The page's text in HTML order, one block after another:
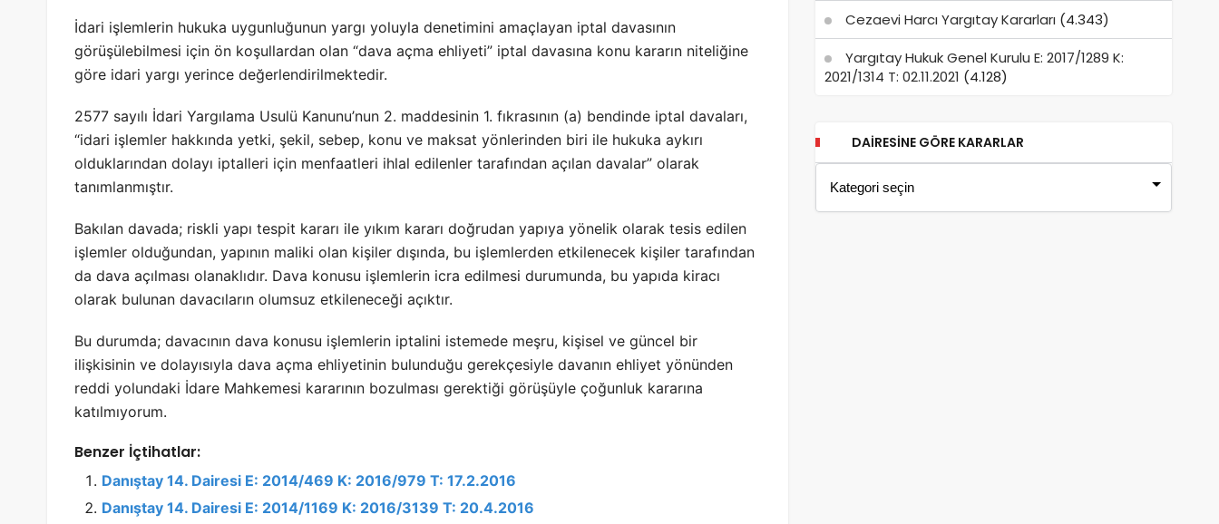
İdari işlemlerin hukuka uygunluğunun yargı yoluyla denetimini amaçlayan iptal davasının
görüşülebilmesi için ön koşullardan olan “dava açma ehliyeti” iptal davasına konu kararın niteliğine
göre idari yargı yerince değerlendirilmektedir.
2577 sayılı İdari Yargılama Usulü Kanunu’nun 2. maddesinin 1. fıkrasının (a) bendinde iptal davaları,
“idari işlemler hakkında yetki, şekil, sebep, konu ve maksat yönlerinden biri ile hukuka aykırı
olduklarından dolayı iptalleri için menfaatleri ihlal edilenler tarafından açılan davalar” olarak
tanımlanmıştır.
Bakılan davada; riskli yapı tespit kararı ile yıkım kararı doğrudan yapıya yönelik olarak tesis edilen
işlemler olduğundan, yapının maliki olan kişiler dışında, bu işlemlerden etkilenecek kişiler tarafından
da dava açılması olanaklıdır. Dava konusu işlemlerin icra edilmesi durumunda, bu yapıda kiracı
olarak bulunan davacıların olumsuz etkileneceği açıktır.
Bu durumda; davacının dava konusu işlemlerin iptalini istemede meşru, kişisel ve güncel bir
ilişkisinin ve dolayısıyla dava açma ehliyetinin bulunduğu gerekçesiyle davanın ehliyet yönünden
reddi yolundaki İdare Mahkemesi kararının bozulması gerektiği görüşüyle çoğunluk kararına
katılmıyorum.
Benzer İçtihatlar:
Danıştay 14. Dairesi E: 2014/469 K: 2016/979 T: 17.2.2016
Danıştay 14. Dairesi E: 2014/1169 K: 2016/3139 T: 20.4.2016
Cezaevi Harcı Yargıtay Kararları (4.343)
Yargıtay Hukuk Genel Kurulu E: 2017/1289 K:
2021/1314 T: 02.11.2021 (4.128)
DAIRESINE GÖRE KARARLAR